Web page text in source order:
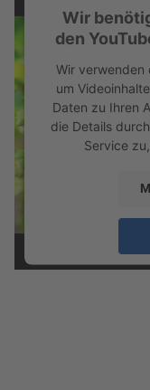
Wir
den
Wir verwenden
um
Daten zu Ihren
die Details
Service
powered by